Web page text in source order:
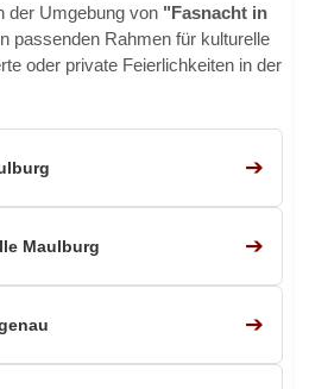
der Umgebung von "Fasnacht in
passenden Rahmen für kulturelle
oder private Feierlichkeiten in der
➔
Maulburg ➔
➔